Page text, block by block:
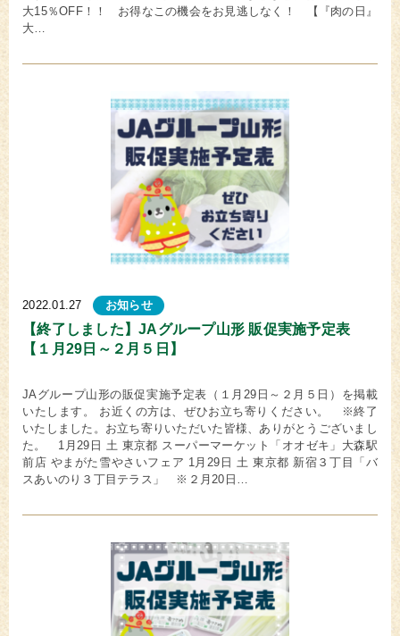
大15％OFF！！ お得なこの機会をお見逃しなく！ 【『肉の日』
大…
2022.01.27 お知らせ
【終了しました】JAグループ山形 販促実施予定表
【１月29日～２月５日】
JAグループ山形の販促実施予定表（１月29日～２月５日）を掲載
いたします。 お近くの方は、ぜひお立ち寄りください。 ※終了
いたしました。お立ち寄りいただいた皆様、ありがとうございまし
た。 1月29日 土 東京都 スーパーマーケット「オオゼキ」大森駅
前店 やまがた雪やさいフェア 1月29日 土 東京都 新宿３丁目「バ
スあいのり３丁目テラス」 ※２月20日…